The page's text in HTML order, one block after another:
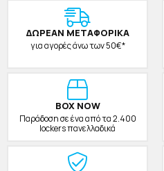
ΔΩΡΕAΝ ΜΕΤΑΦΟΡΙΚΑ
για αγορές άνω των 50€*
BOX NOW
Παράδοση σε ένα από τα 2.400
lockers πανελλαδικά